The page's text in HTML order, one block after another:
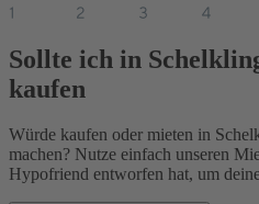
Sollte ich in
kaufen
Würde kaufen oder mieten in
machen? Nutze einfach unseren
Hypofriend entworfen hat, um